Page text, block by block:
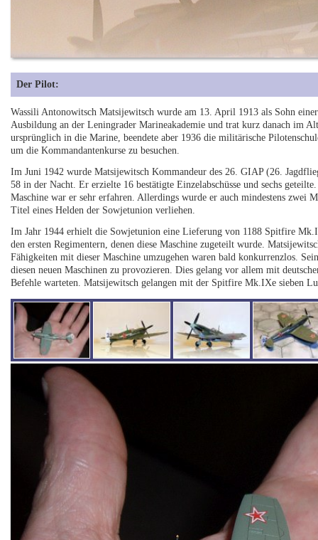
Der Pilot:
Wassili Antonowitsch Matsijewitsch wurde am 13. April 1913 als Sohn
Ausbildung an der Leningrader Marineakademie und trat kurz danach im
ursprünglich in die Marine, beendete aber 1936 die militärische
um die Kommandantenkurse zu besuchen.
Im Juni 1942 wurde Matsijewitsch Kommandeur des 26. GIAP (26.
58 in der Nacht. Er erzielte 16 bestätigte Einzelabschüsse und sechs
Maschine war er sehr erfahren. Allerdings wurde er auch mindestens zwei
Titel eines Helden der Sowjetunion verliehen.
Im Jahr 1944 erhielt die Sowjetunion eine Lieferung von 1188 Spitfire
den ersten Regimentern, denen diese Maschine zugeteilt wurde.
Fähigkeiten mit dieser Maschine umzugehen waren bald konkurrenzlos.
diesen neuen Maschinen zu provozieren. Dies gelang vor allem mit
Befehle warteten. Matsijewitsch gelangen mit der Spitfire Mk.IXe sieben